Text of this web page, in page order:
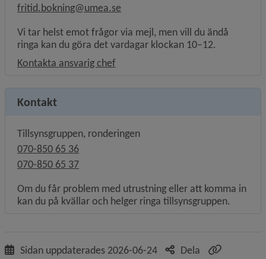
fritid.bokning@umea.se
Vi tar helst emot frågor via mejl, men vill du ändå
ringa kan du göra det vardagar klockan 10–12.
Kontakta ansvarig chef
Kontakt
Tillsynsgruppen, ronderingen
070-850 65 36
070-850 65 37
Om du får problem med utrustning eller att komma in
kan du på kvällar och helger ringa tillsynsgruppen.
Sidan uppdaterades 2026-06-24
Dela